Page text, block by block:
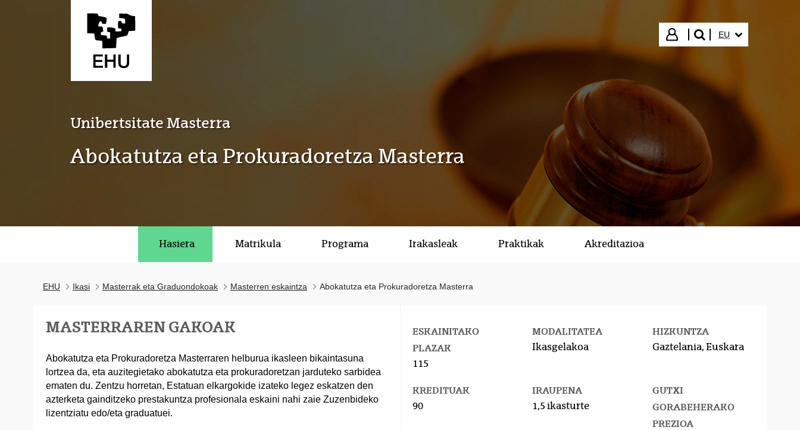
Hasi saioa
bilatu"
EU
Unibertsitate Masterra
Abokatutza eta Prokuradoretza Masterra
Hasiera Matrikula Programa Irakasleak Praktikak Akreditazioa
EHU Ikasi Masterrak eta Graduondokoak Masterren eskaintza Abokatutza eta Prokuradoretza Masterra
MASTERRAREN GAKOAK
Abokatutza eta Prokuradoretza Masterraren helburua ikasleen bikaintasuna
lortzea da, eta auzitegietako abokatutza eta prokuradoretzan jarduteko sarbidea
ematen du. Zentzu horretan, Estatuan elkargokide izateko legez eskatzen den
azterketa gainditzeko prestakuntza profesionala eskaini nahi zaie Zuzenbideko
lizentziatu edo/eta graduatuei.
ESKAINITAKO
PLAZAK
115
MODALITATEA
Ikasgelakoa
HIZKUNTZA
Gaztelania, Euskara
KREDITUAK
90
IRAUPENA
1,5 ikasturte
GUTXI
GORABEHERAKO
PREZIOA